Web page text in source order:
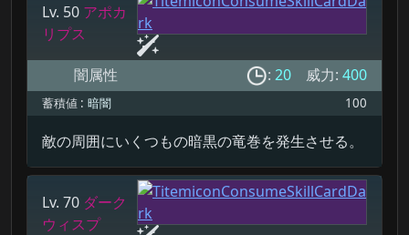
Lv. 50 アポカ
リプス
闇属性 : 20 威力: 400
蓄積値 : 暗闇 100
敵の周囲にいくつもの暗黒の竜巻を発生させる。
Lv. 70 ダーク
ウィスプ